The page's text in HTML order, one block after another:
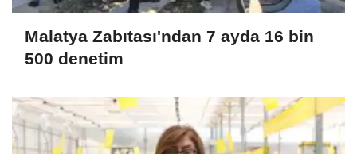
Malatya Zabıtası'ndan 7 ayda 16 bin
500 denetim